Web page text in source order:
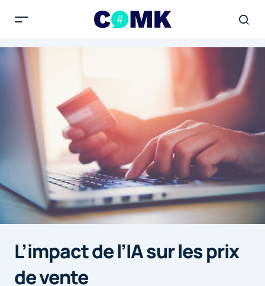
L’impact de l’IA sur les prix
de vente